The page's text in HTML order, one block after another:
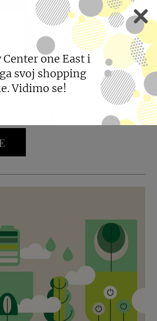
KATALOG
u City Centeru one za vas je
i neprehrambene
one East i
svoj shopping
Vidimo se!